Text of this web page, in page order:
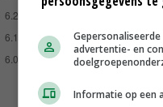
advertentie- en
Informatie op een